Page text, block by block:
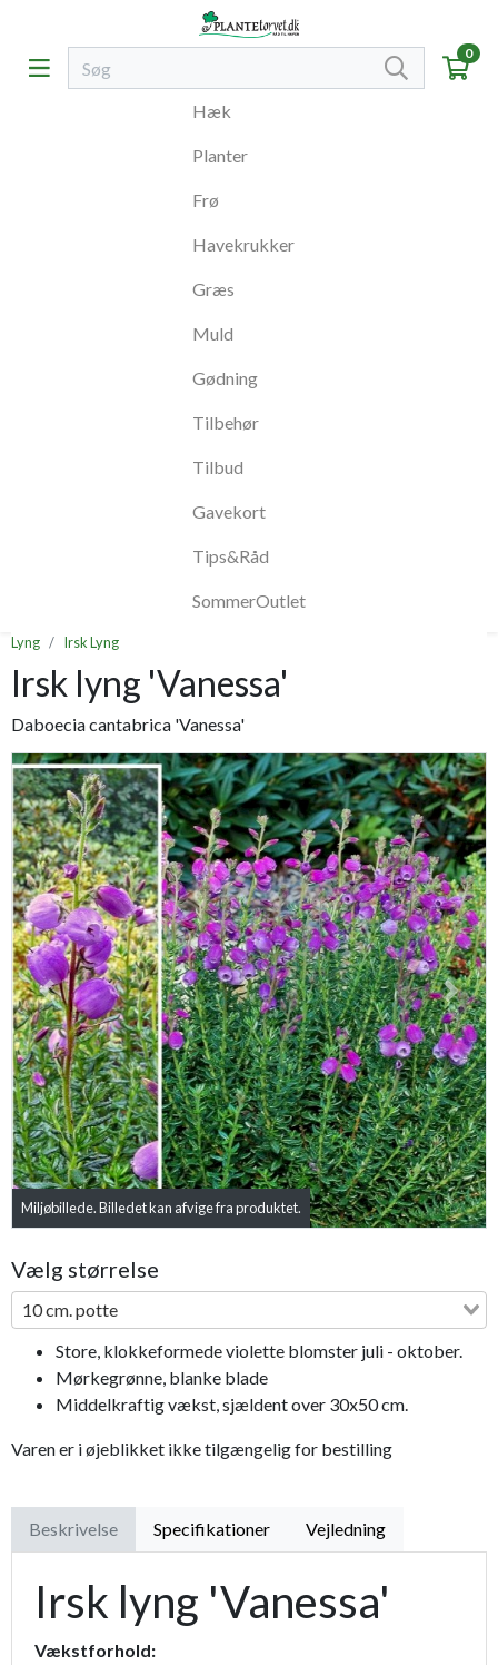
0
Hæk
Planter
Frø
Havekrukker
Græs
Muld
Gødning
Tilbehør
Tilbud
Gavekort
Tips&Råd
SommerOutlet
Lyng Irsk Lyng
Irsk lyng 'Vanessa'
Daboecia cantabrica 'Vanessa'
Miljøbillede. Billedet kan afvige fra produktet.
Previous Next
Vælg størrelse
10 cm. potte
Store, klokkeformede violette blomster juli - oktober.
Mørkegrønne, blanke blade
Middelkraftig vækst, sjældent over 30x50 cm.
Varen er i øjeblikket ikke tilgængelig for bestilling
Beskrivelse Specifikationer Vejledning
Irsk lyng 'Vanessa'
Vækstforhold: